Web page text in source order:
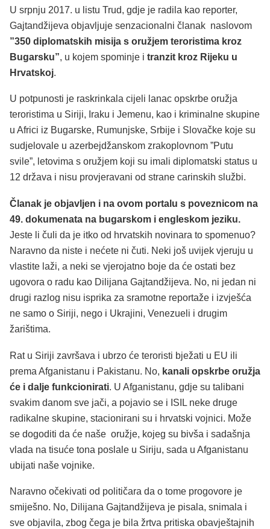
U srpnju 2017. u listu Trud, gdje je radila kao reporter,
Gajtandžijeva objavljuje senzacionalni članak naslovom
”350 diplomatskih misija s oružjem teroristima kroz
Bugarsku”, u kojem spominje i tranzit kroz Rijeku u
Hrvatskoj.
U potpunosti je raskrinkala cijeli lanac opskrbe oružja
teroristima u Siriji, Iraku i Jemenu, kao i kriminalne skupine
u Africi iz Bugarske, Rumunjske, Srbije i Slovačke koje su
sudjelovale u azerbejdžanskom zrakoplovnom ”Putu
svile”, letovima s oružjem koji su imali diplomatski status u
12 država i nisu provjeravani od strane carinskih službi.
Članak je objavljen i na ovom portalu s poveznicom na
49. dokumenata na bugarskom i engleskom jeziku.
Jeste li čuli da je itko od hrvatskih novinara to spomenuo?
Naravno da niste i nećete ni čuti. Neki još uvijek vjeruju u
vlastite laži, a neki se vjerojatno boje da će ostati bez
ugovora o radu kao Dilijana Gajtandžijeva. No, ni jedan ni
drugi razlog nisu isprika za sramotne reportaže i izvješća
ne samo o Siriji, nego i Ukrajini, Venezueli i drugim
žarištima.
Rat u Siriji završava i ubrzo će teroristi bježati u EU ili
prema Afganistanu i Pakistanu. No, kanali opskrbe oružja
će i dalje funkcionirati. U Afganistanu, gdje su talibani
svakim danom sve jači, a pojavio se i ISIL neke druge
radikalne skupine, stacionirani su i hrvatski vojnici. Može
se dogoditi da će naše oružje, kojeg su bivša i sadašnja
vlada na tisuće tona poslale u Siriju, sada u Afganistanu
ubijati naše vojnike.
Naravno očekivati od političara da o tome progovore je
smiješno. No, Dilijana Gajtandžijeva je pisala, snimala i
sve objavila, zbog čega je bila žrtva pritiska obavještajnih